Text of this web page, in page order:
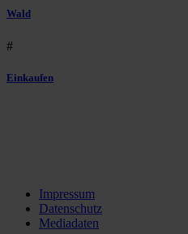
Wald
#
Einkaufen
Impressum
Datenschutz
Mediadaten